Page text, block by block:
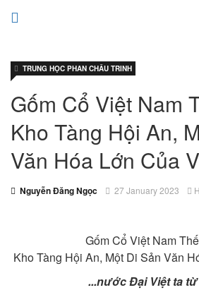
Gốm Cổ Việt Nam
Kho Tàng Hội An,
Văn Hóa Lớn Của
Nguyễn Đăng Ngọc
TRUNG HỌC PHAN CHÂU TRINH
27 January 2023
Gốm Cổ Việt Nam
Kho Tàng Hội An, Một Di Sản Văn
...nước Đại Việt ta